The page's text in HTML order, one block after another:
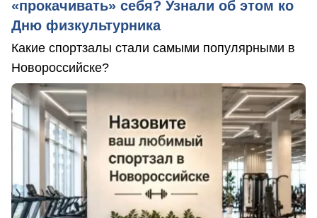
«прокачивать» себя? Узнали об этом ко
Дню физкультурника
Какие спортзалы стали самыми популярными в
Новороссийске?